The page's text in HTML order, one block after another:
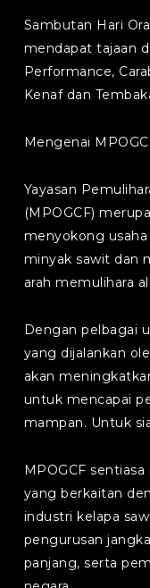
Sambutan Hari
mendapat tajaan
Performance,
Kenaf dan
Mengenai
Yayasan
(MPOGCF)
menyokong
minyak sawit dan
arah memulihara
Dengan pelbagai
yang dijalankan
akan
untuk mencapai
mampan. Untuk
MPOGCF
yang berkaitan
industri kelapa
pengurusan
panjang, serta